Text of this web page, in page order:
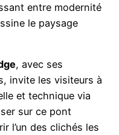
entre modernité
le paysage
, avec ses
invite les visiteurs à
et technique via
sur ce pont
l’un des clichés les